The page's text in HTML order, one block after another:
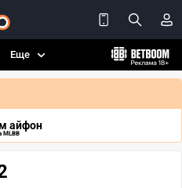
Еще
айфон
MLBB